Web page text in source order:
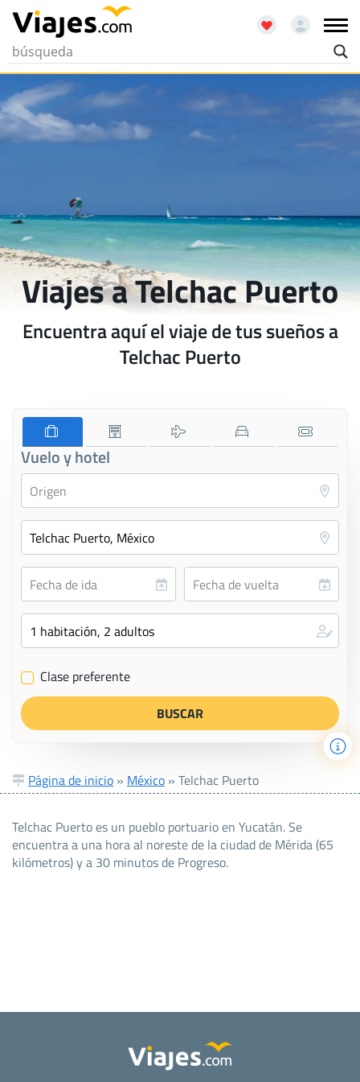
Viajes a Telchac Puerto
Encuentra aquí el viaje de tus sueños a
Telchac Puerto
Vuelo y hotel
✔ Clase preferente
Página de inicio » México » Telchac Puerto
Telchac Puerto es un pueblo portuario en Yucatán. Se
encuentra a una hora al noreste de la ciudad de Mérida (65
kilómetros) y a 30 minutos de Progreso.